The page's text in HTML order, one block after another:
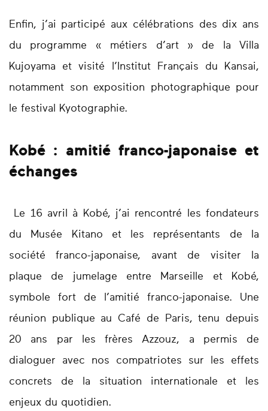
Enfin, j’ai participé aux célébrations des dix ans
du programme « métiers d’art » de la Villa
Kujoyama et visité l’Institut Français du Kansai,
notamment son exposition photographique pour
le festival Kyotographie.
Kobé : amitié franco-japonaise et
échanges
Le 16 avril à Kobé, j’ai rencontré les fondateurs
du Musée Kitano et les représentants de la
société franco-japonaise, avant de visiter la
plaque de jumelage entre Marseille et Kobé,
symbole fort de l’amitié franco-japonaise. Une
réunion publique au Café de Paris, tenu depuis
20 ans par les frères Azzouz, a permis de
dialoguer avec nos compatriotes sur les effets
concrets de la situation internationale et les
enjeux du quotidien.